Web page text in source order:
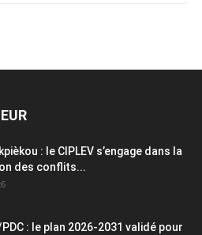
: le CIPLEV s’engage dans la
des conflits...
: le plan 2026-2031 validé pour